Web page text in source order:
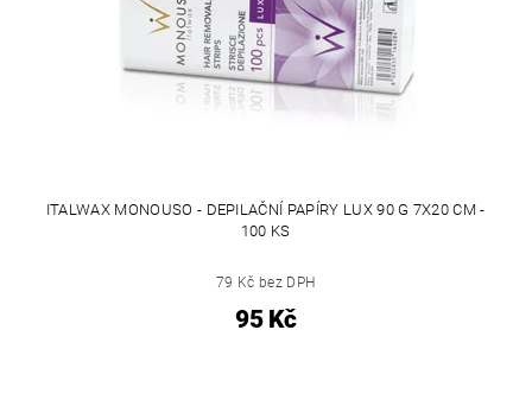
ITALWAX MONOUSO - DEPILAČNÍ PAPÍRY LUX 90 G 7X20 CM -
100 KS
79 Kč bez DPH
95 Kč